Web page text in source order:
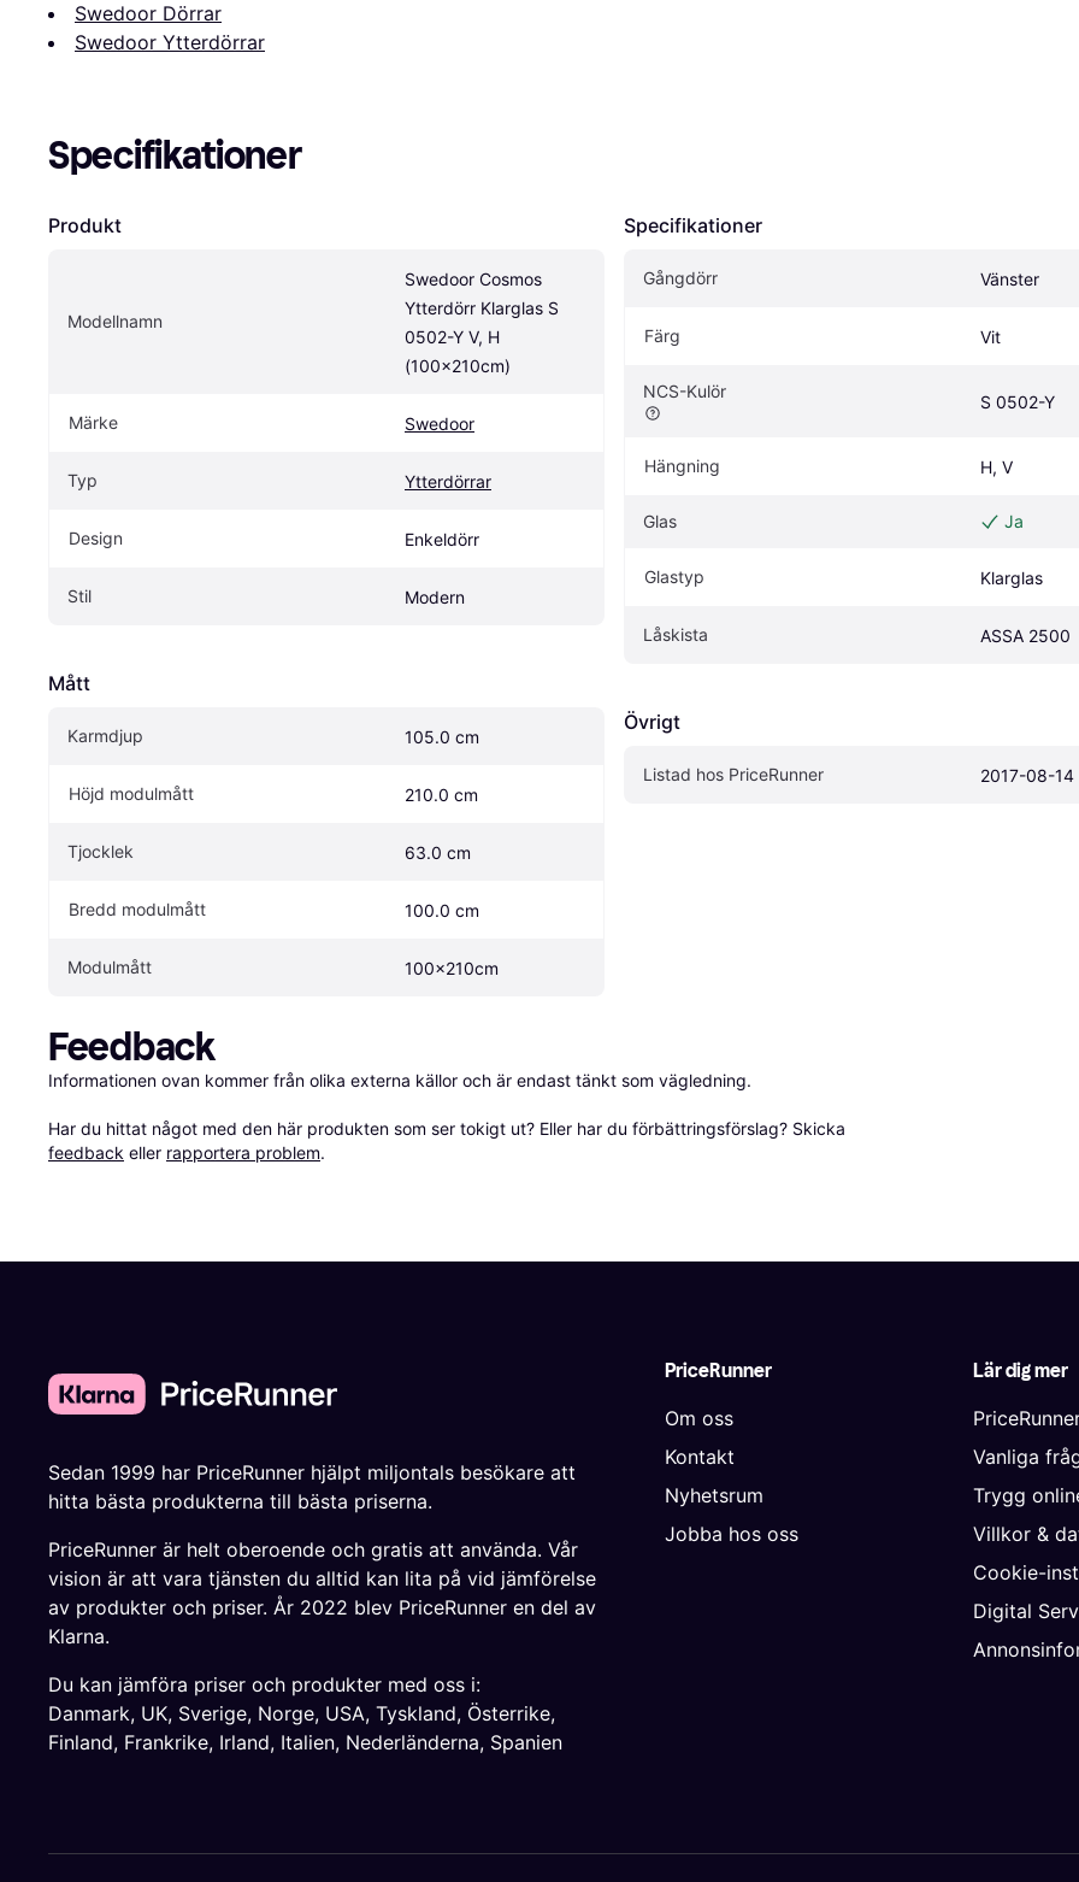
Swedoor Dörrar
Swedoor Ytterdörrar
Specifikationer
Produkt
Modellnamn
Swedoor Cosmos
Ytterdörr Klarglas S
0502-Y V, H
(100x210cm)
Märke Swedoor
Typ Ytterdörrar
Design Enkeldörr
Stil Modern
Mått
Karmdjup 105.0 cm
Höjd modulmått 210.0 cm
Tjocklek 63.0 cm
Bredd modulmått 100.0 cm
Modulmått 100x210cm
Specifikationer
Gångdörr Vänster
Färg Vit
NCS-Kulör
S 0502-Y
Hängning H, V
Glas Ja
Glastyp Klarglas
Låskista ASSA 2500
Övrigt
Listad hos PriceRunner 2017-08-14
Feedback
Informationen ovan kommer från olika externa källor och är endast tänkt som vägledning.
Har du hittat något med den här produkten som ser tokigt ut? Eller har du förbättringsförslag? Skicka
feedback eller rapportera problem.
PriceRunner
Om oss
Kontakt
Nyhetsrum
Jobba hos oss
Lär dig mer
Vanliga
Trygg
Villkor &
Cookie-
Digital
Sedan 1999 har PriceRunner hjälpt miljontals besökare att
hitta bästa produkterna till bästa priserna.
PriceRunner är helt oberoende och gratis att använda. Vår
vision är att vara tjänsten du alltid kan lita på vid jämförelse
av produkter och priser. År 2022 blev PriceRunner en del av
Klarna.
Du kan jämföra priser och produkter med oss i:
Danmark, UK, Sverige, Norge, USA, Tyskland, Österrike,
Finland, Frankrike, Irland, Italien, Nederländerna, Spanien